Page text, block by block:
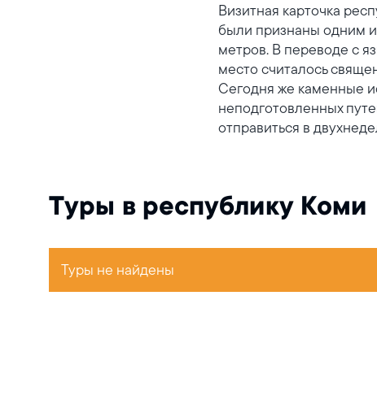
Визитная карточка
были признаны одним
метров. В переводе с
место считалось
Сегодня же каменные
неподготовленных
отправиться в
Туры в республику Коми
Туры не найдены